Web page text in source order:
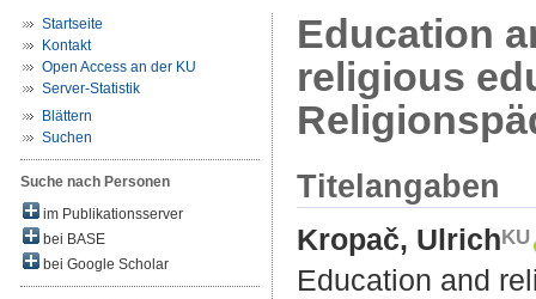
Startseite
Kontakt
Open Access an der KU
Server-Statistik
Blättern
Suchen
Suche nach Personen
im Publikationsserver
bei BASE
bei Google Scholar
Education
religious
Titelangaben
Kropač, Ulrich
Education and